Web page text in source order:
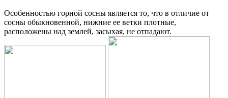
Особенностью горной сосны является то, что в отличие от
сосны обыкновенной, нижние ее ветки плотные,
расположены над землей, засыхая, не отпадают.